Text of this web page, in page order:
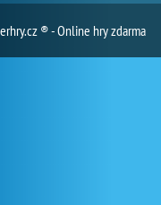
® - Online hry zdarma